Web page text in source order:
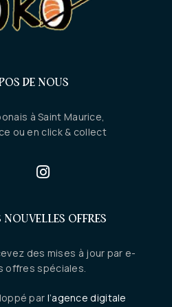
DE NOUS
à Saint Maurice,
ou en click & collect
NOUVELLES OFFRES
des mises à jour par e-
offres spéciales.
par l’agence digitale